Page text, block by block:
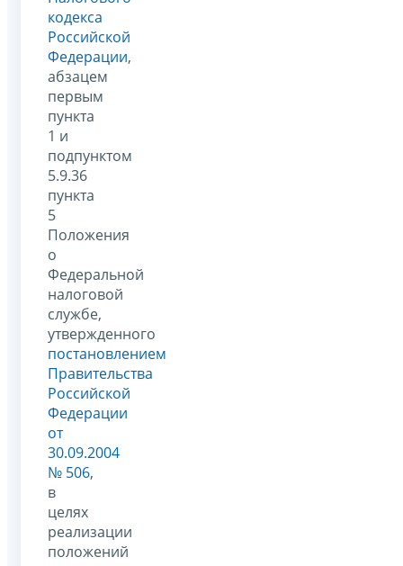
кодекса
Российской
Федерации,
абзацем
первым
пункта
1 и
подпунктом
5.9.36
пункта
5
Положения
о
Федеральной
налоговой
службе,
утвержденного
постановлением
Правительства
Российской
Федерации
от
30.09.2004
№ 506,
в
целях
реализации
положений